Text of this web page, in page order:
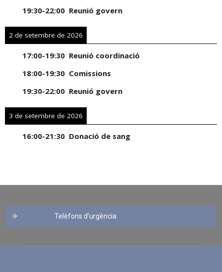
19:30-22:00 Reunió govern
2 de setembre de 2026
17:00-19:30 Reunió coordinació
18:00-19:30 Comissions
19:30-22:00 Reunió govern
3 de setembre de 2026
16:00-21:30 Donació de sang
Telèfons d’urgència